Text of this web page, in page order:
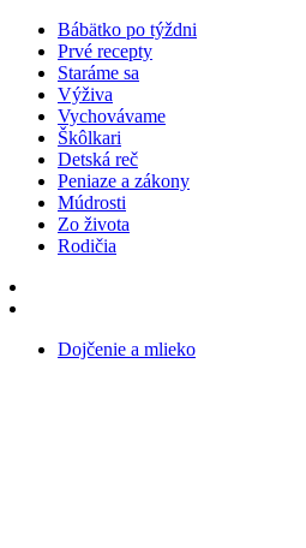
Bábätko po týždni
Prvé recepty
Staráme sa
Výživa
Vychovávame
Škôlkari
Detská reč
Peniaze a zákony
Múdrosti
Zo života
Rodičia
Dojčenie a mlieko